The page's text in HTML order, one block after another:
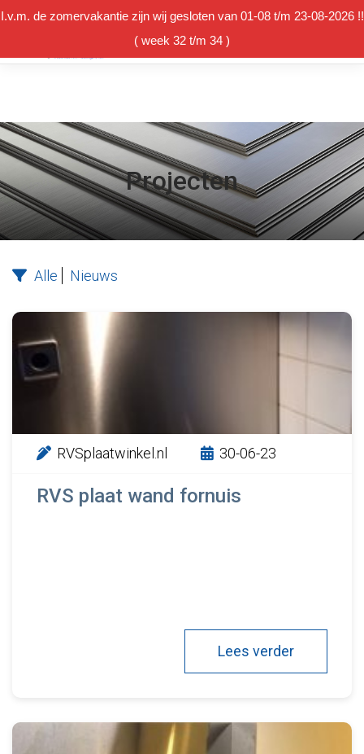
I.v.m. de zomervakantie zijn wij gesloten van 01-08 t/m 23-08-2026 !!
( week 32 t/m 34 )
Projecten
Alle Nieuws
RVSplaatwinkel.nl 30-06-23
RVS plaat wand fornuis
Lees verder